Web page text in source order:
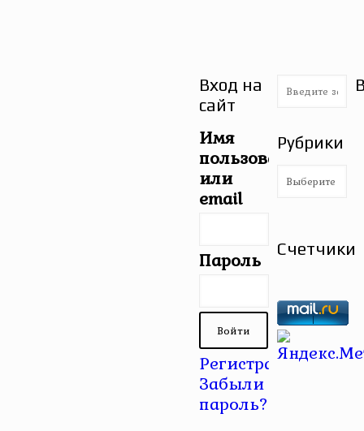
Вход на
сайт
Имя
пользователя
или
email
Пароль
Регистрация |
Забыли
пароль?
Рубрики
Рубрики
Счетчики